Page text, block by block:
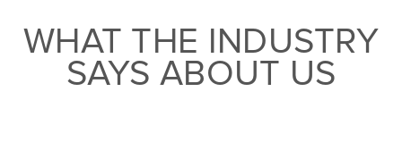
WHAT THE INDUSTRY
SAYS ABOUT US